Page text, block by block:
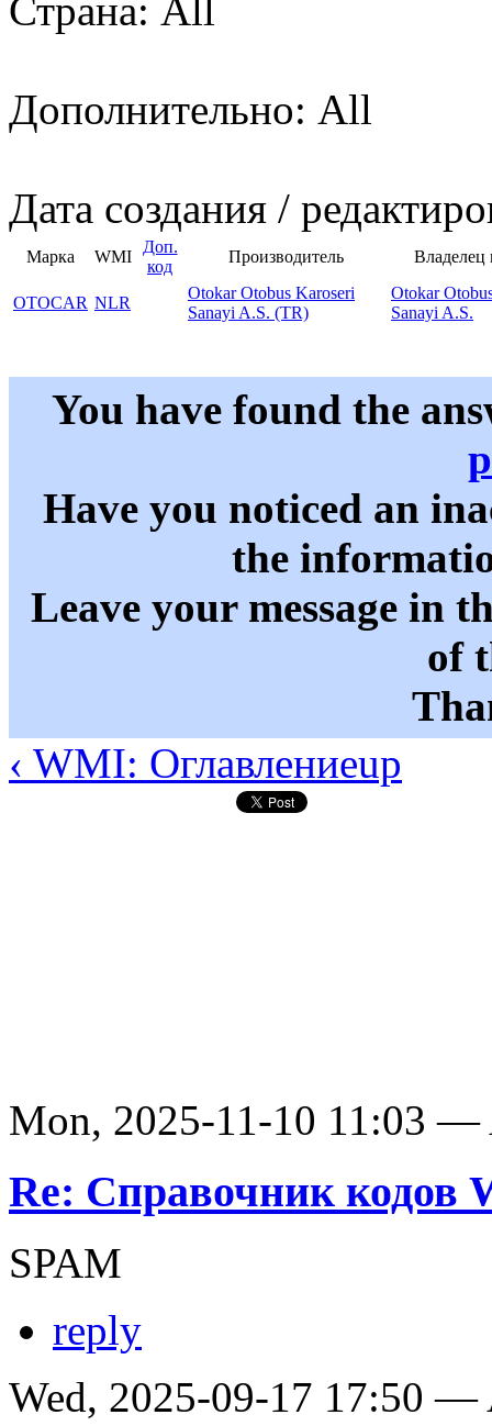
Страна: All
Дополнительно: All
Дата создания /
Марка WMI
Доп.
код
Производитель Владелец
OTOCAR NLR
Otokar Otobus Karoseri
Sanayi A.S. (TR)
Otokar
Sanayi A.S.
You have found the
Have you noticed an
the
Leave your message in
of
‹ WMI: Оглавлениеup
Mon, 2025-11-10 11:03 —
Re: Справочник кодов
SPAM
reply
Wed, 2025-09-17 17:50 —